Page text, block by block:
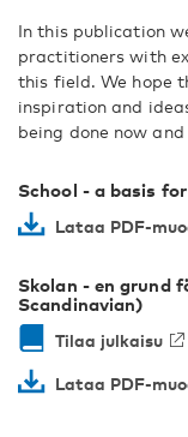
In this publication
practitioners with
this field. We hope
inspiration and
being done now
School - a basis
Lataa PDF-
Skolan - en grund
Scandinavian)
Tilaa julkaisu
Lataa PDF-